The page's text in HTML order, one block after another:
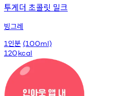
투게더 초콜릿 밀크
빙그레
1 인분 (100ml)
120kcal